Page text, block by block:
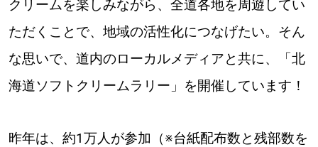
クリームを楽しみながら、全道各地を周遊してい
ただくことで、地域の活性化につなげたい。そん
な思いで、道内のローカルメディアと共に、「北
海道ソフトクリームラリー」を開催しています！
昨年は、約1万人が参加（※台紙配布数と残部数を